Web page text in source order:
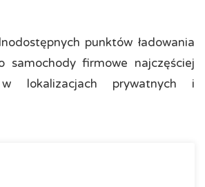
punktów ładowania
samochody firmowe najczęściej
lokalizacjach prywatnych i